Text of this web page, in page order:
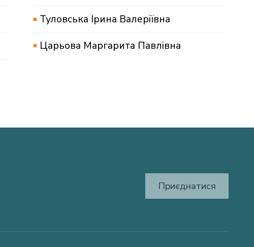
Туловська Ірина Валеріївна
Царьова Маргарита Павлівна
Приєднатися